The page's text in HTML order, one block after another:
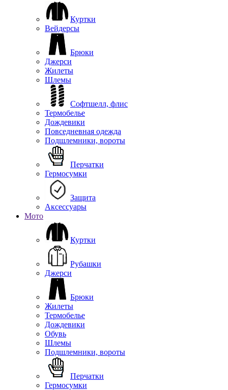
Куртки
Вейдерсы
Брюки
Джерси
Жилеты
Шлемы
Софтшелл, флис
Термобелье
Дождевики
Повседневная одежда
Подшлемники, вороты
Перчатки
Гермосумки
Защита
Аксессуары
Мото
Куртки
Рубашки
Джерси
Брюки
Жилеты
Термобелье
Дождевики
Обувь
Шлемы
Подшлемники, вороты
Перчатки
Гермосумки